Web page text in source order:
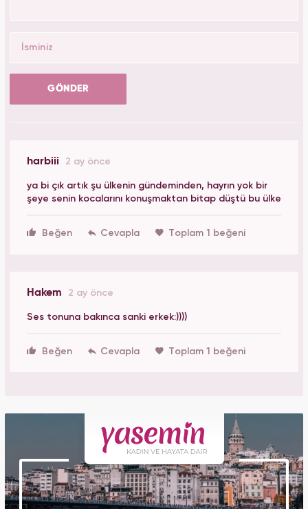
GÖNDER
harbiii 2 ay önce
ya bi çık artık şu ülkenin gündeminden, hayrın yok bir
şeye senin kocalarını konuşmaktan bitap düştü bu ülke
Beğen Toplam 1 beğeni
Hakem 2 ay önce
Ses tonuna bakınca sanki erkek:))))
Beğen Toplam 1 beğeni